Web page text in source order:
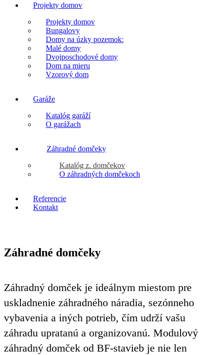
Projekty domov
Projekty domov
Bungalovy
Domy na úzky pozemok:
Malé domy
Dvojposchodové domy
Dom na mieru
Vzorový dom
Garáže
Katalóg garáží
O garážach
Záhradné domčeky
Katalóg z. domčekov
O záhradných domčekoch
Referencie
Kontakt
Záhradné domčeky
Záhradný domček je ideálnym miestom pre
uskladnenie záhradného náradia, sezónneho
vybavenia a iných potrieb, čím udrží vašu
záhradu upratanú a organizovanú. Modulový
záhradný domček od BF-stavieb je nie len